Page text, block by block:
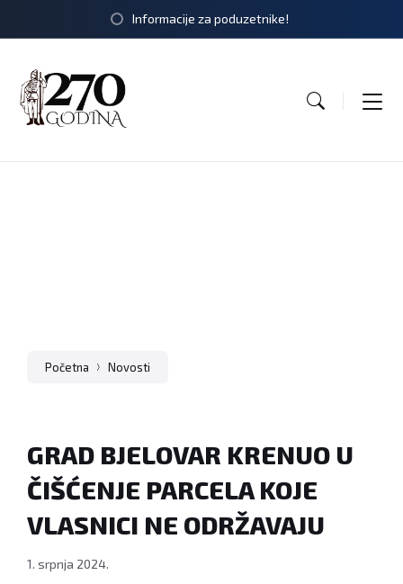
Informacije za poduzetnike!
Početna Novosti
GRAD BJELOVAR KRENUO U
ČIŠĆENJE PARCELA KOJE
VLASNICI NE ODRŽAVAJU
1. srpnja 2024.